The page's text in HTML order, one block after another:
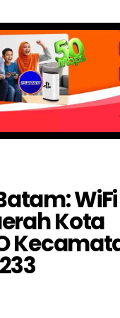
WiFi
Kota